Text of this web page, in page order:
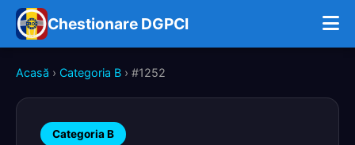
Chestionare DGPCI
Acasă › Categoria B › #1252
Categoria B